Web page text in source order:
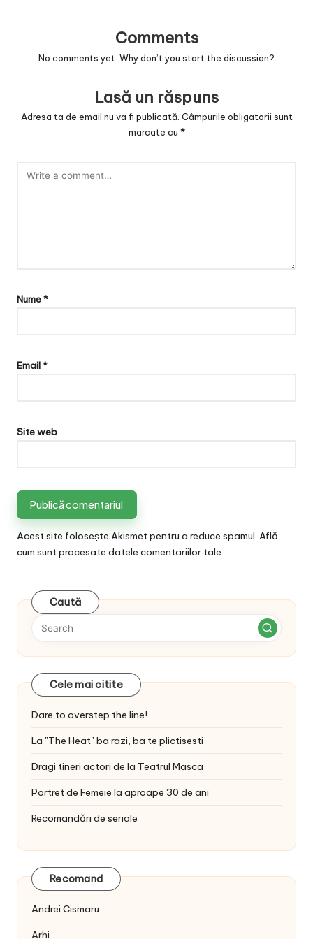
nl
Comments
No comments yet. Why don’t you start the discussion?
Lasă un răspuns
Adresa ta de email nu va fi publicată. Câmpurile obligatorii sunt
marcate cu *
Nume*
Email*
Site web
Acest site folosește Akismet pentru a reduce spamul. Află
cum sunt procesate datele comentariilor tale.
Caută
Cele mai citite
Dare to overstep the line!
La "The Heat" ba razi, ba te plictisesti
Dragi tineri actori de la Teatrul Masca
Portret de Femeie la aproape 30 de ani
Recomandări de seriale
Recomand
Andrei Cismaru
Arhi